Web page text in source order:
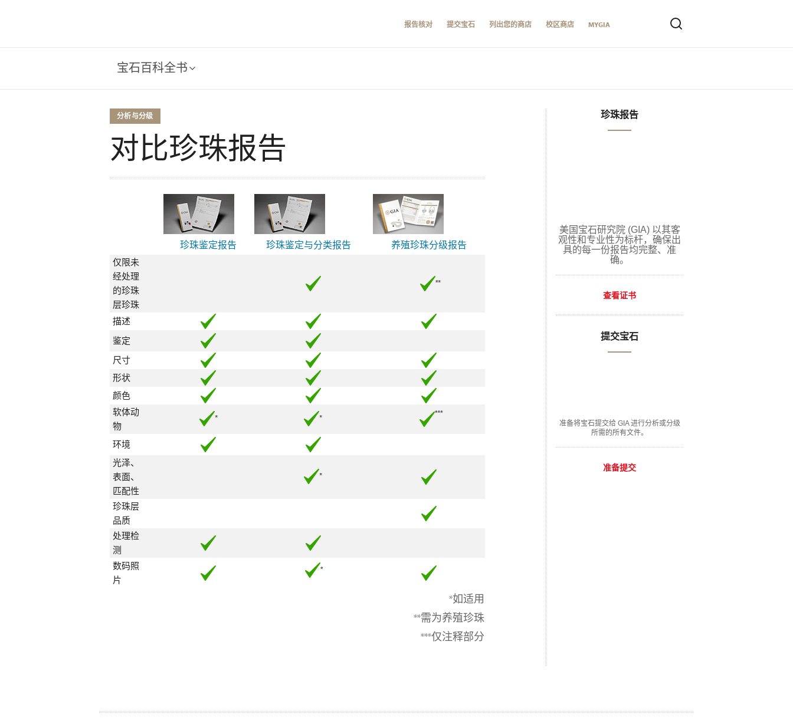
报告核对 提交宝石 列出您的商店 校区商店 MYGIA
宝石百科全书
分析与分级
对比珍珠报告
珍珠鉴定报告 珍珠鉴定与分类报告
养殖珍珠分级报告
仅限未
经处理
的珍珠
层珍珠
描述
鉴定
尺寸
形状
颜色
软体动
物
环境
光泽、
表面、
匹配性
珍珠层
品质
处理检
测
数码照
片
*如适用
**需为养殖珍珠
***仅注释部分
珍珠报告
美国宝石研究院 (GIA) 以其客
观性和专业性为标杆，确保出
具的每一份报告均完整、准
确。
查看证书
提交宝石
准备将宝石提交给 GIA 进行分析或分级
所需的所有文件。
准备提交